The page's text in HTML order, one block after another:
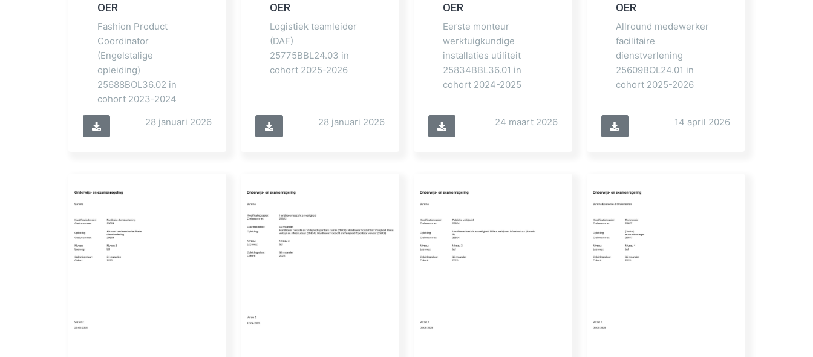
OER
Fashion Product
Coordinator
(Engelstalige
opleiding)
25688BOL36.02 in
cohort 2023-2024
28 januari 2026
OER
Logistiek teamleider
(DAF)
25775BBL24.03 in
cohort 2025-2026
28 januari 2026
OER
Eerste monteur
werktuigkundige
installaties utiliteit
25834BBL36.01 in
cohort 2024-2025
24 maart 2026
OER
Allround medewerker
facilitaire
dienstverlening
25609BOL24.01 in
cohort 2025-2026
14 april 2026